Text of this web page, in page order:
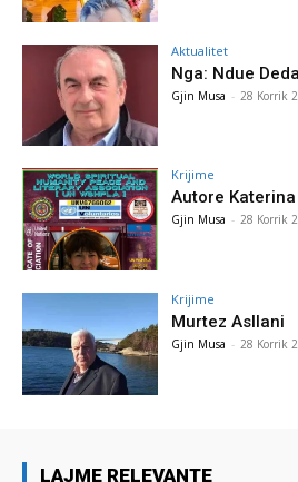
Aktualitet
Nga: Ndue
Gjin Musa - 28 Korrik
Krijime
Autore
Gjin Musa - 28 Korrik
Krijime
Murtez Asllani
Gjin Musa - 28 Korrik
LAJME RELEVANTE